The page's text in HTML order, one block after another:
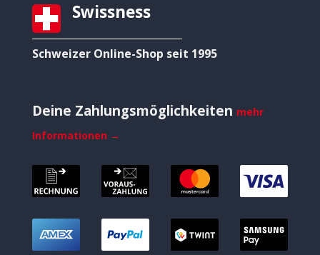
Swissness
Schweizer Online-Shop seit 1995
Deine Zahlungsmöglichkeiten mehr
Informationen →